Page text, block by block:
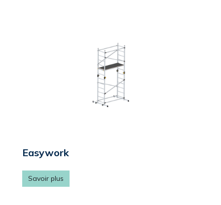
Easywork
Savoir plus